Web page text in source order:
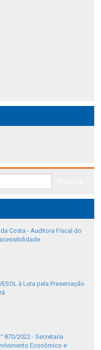
Costa - Auditora Fiscal do
à Luta pela Preservação
870/2022 - Secretaria
Econômico e